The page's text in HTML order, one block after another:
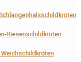
Riesenschildkröten